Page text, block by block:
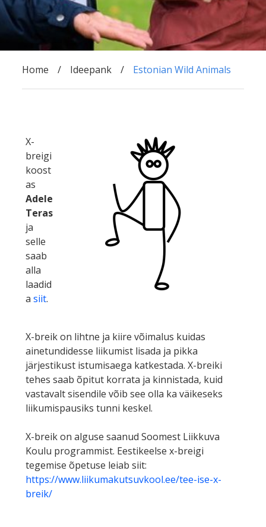
Home Ideepank Estonian Wild Animals
X-
breigi
koost
as
Adele
Teras
ja
selle
saab
alla
laadid
a siit.
X-breik on lihtne ja kiire võimalus kuidas
ainetundidesse liikumist lisada ja pikka
järjestikust istumisaega katkestada. X-breiki
tehes saab õpitut korrata ja kinnistada, kuid
vastavalt sisendile võib see olla ka väikeseks
liikumispausiks tunni keskel.
X-breik on alguse saanud Soomest Liikkuva
Koulu programmist. Eestikeelse x-breigi
tegemise õpetuse leiab siit:
https://www.liikumakutsuvkool.ee/tee-ise-x-
breik/